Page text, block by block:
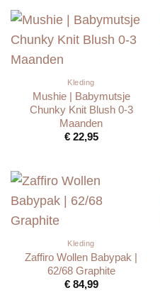
Kleding
Mushie | Babymutsje
Chunky Knit Blush 0-3
Maanden
€22,95
Kleding
Zaffiro Wollen Babypak |
62/68 Graphite
€84,99